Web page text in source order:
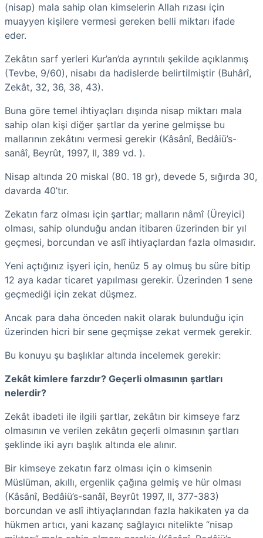
(nisap) mala sahip olan kimselerin Allah rızası için
muayyen kişilere vermesi gereken belli miktarı ifade
eder.
Zekâtın sarf yerleri Kur’an’da ayrıntılı şekilde açıklanmış
(Tevbe, 9/60), nisabı da hadislerde belirtilmiştir (Buhârî,
Zekât, 32, 36, 38, 43).
Buna göre temel ihtiyaçları dışında nisap miktarı mala
sahip olan kişi diğer şartlar da yerine gelmişse bu
mallarının zekâtını vermesi gerekir (Kâsânî, Bedâiü’s-
sanâî, Beyrût, 1997, II, 389 vd. ).
Nisap altında 20 miskal (80. 18 gr), devede 5, sığırda 30,
davarda 40’tır.
Zekatın farz olması için şartlar; malların nâmî (Üreyici)
olması, sahip olunduğu andan itibaren üzerinden bir yıl
geçmesi, borcundan ve aslî ihtiyaçlardan fazla olmasıdır.
Yeni açtığınız işyeri için, henüz 5 ay olmuş bu süre bitip
12 aya kadar ticaret yapılması gerekir. Üzerinden 1 sene
geçmediği için zekat düşmez.
Ancak para daha önceden nakit olarak bulunduğu için
üzerinden hicri bir sene geçmişse zekat vermek gerekir.
Bu konuyu şu başlıklar altında incelemek gerekir:
Zekât kimlere farzdır? Geçerli olmasının şartları
nelerdir?
Zekât ibadeti ile ilgili şartlar, zekâtın bir kimseye farz
olmasının ve verilen zekâtın geçerli olmasının şartları
şeklinde iki ayrı başlık altında ele alınır.
Bir kimseye zekatın farz olması için o kimsenin
Müslüman, akıllı, ergenlik çağına gelmiş ve hür olması
(Kâsânî, Bedâiü’s-sanâî, Beyrût 1997, II, 377-383)
borcundan ve aslî ihtiyaçlarından fazla hakikaten ya da
hükmen artıcı, yani kazanç sağlayıcı nitelikte “nisap